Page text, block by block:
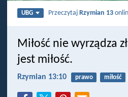
UBG PrzeczytajRzymian 13
Miłość nie wyrządza
jest miłość.
Rzymian 13:10 prawo miłość